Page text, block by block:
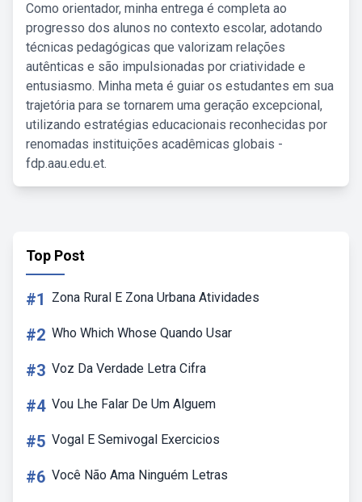
Como orientador, minha entrega é completa ao
progresso dos alunos no contexto escolar, adotando
técnicas pedagógicas que valorizam relações
autênticas e são impulsionadas por criatividade e
entusiasmo. Minha meta é guiar os estudantes em sua
trajetória para se tornarem uma geração excepcional,
utilizando estratégias educacionais reconhecidas por
renomadas instituições acadêmicas globais -
fdp.aau.edu.et.
Top Post
#1 Zona Rural E Zona Urbana Atividades
#2 Who Which Whose Quando Usar
#3 Voz Da Verdade Letra Cifra
#4 Vou Lhe Falar De Um Alguem
#5 Vogal E Semivogal Exercicios
#6 Você Não Ama Ninguém Letras